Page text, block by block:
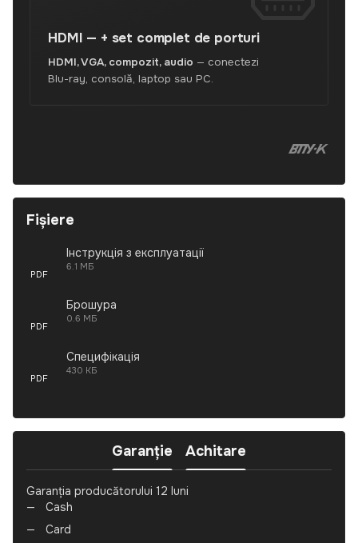
HDMI — + set complet de porturi
HDMI, VGA, compozit, audio — conectezi
Blu-ray, consolă, laptop sau PC.
Fișiere
PDF
Інструкція з експлуатації
6.1 МБ
PDF
Брошура
0.6 МБ
PDF
Специфікація
430 КБ
Garanție Achitare
Garanția producătorului 12 luni
Cash
Card